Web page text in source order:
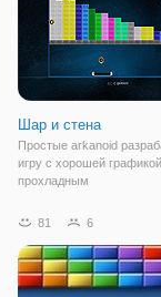
Шар и стена
Простые arkanoid
игру с хорошей
прохладным
81 6